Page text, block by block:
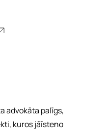
advokāta palīgs,
kuros jāīsteno